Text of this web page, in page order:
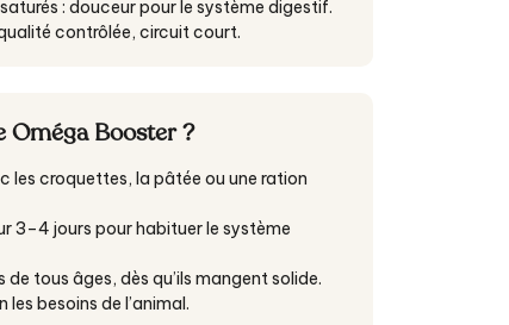
: douceur pour le système digestif.
contrôlée, circuit court.
Oméga Booster ?
les croquettes, la pâtée ou une ration
3–4 jours pour habituer le système
tous âges, dès qu’ils mangent solide.
les besoins de l’animal.